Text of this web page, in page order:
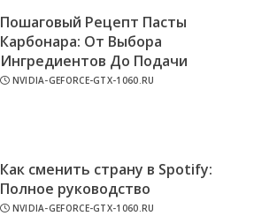
Пошаговый Рецепт Пасты
Карбонара: От Выбора
Ингредиентов До Подачи
NVIDIA-GEFORCE-GTX-1060.RU
Как сменить страну в Spotify:
Полное руководство
NVIDIA-GEFORCE-GTX-1060.RU